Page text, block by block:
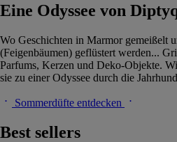
Eine Odyssee von
Wo Geschichten in Marmor gemeißelt
(Feigenbäumen) geflüstert werden...
Parfums, Kerzen und Deko-Objekte.
sie zu einer Odyssee durch die
Sommerdüfte entdecken
Best sellers